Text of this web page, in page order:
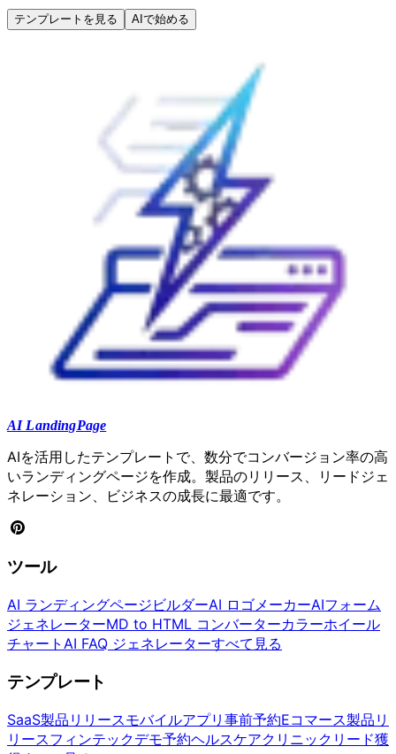
テンプレートを見る AIで始める
AI LandingPage
AIを活用したテンプレートで、数分でコンバージョン率の高
いランディングページを作成。製品のリリース、リードジェ
ネレーション、ビジネスの成長に最適です。
ツール
AI ランディングページビルダーAI ロゴメーカーAIフォーム
ジェネレーターMD to HTML コンバーターカラーホイール
チャート AI FAQ ジェネレーターすべて見る
テンプレート
SaaS製品リリースモバイルアプリ事前予約Eコマース製品リ
リースフィンテックデモ予約ヘルスケアクリニックリード獲